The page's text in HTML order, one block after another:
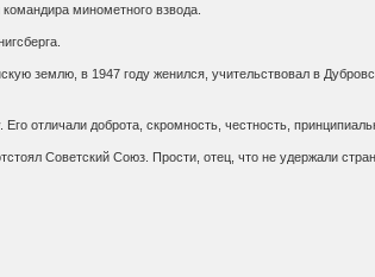
минометного взвода.
землю, в 1947 году женился, учительствовал в
отличали доброта, скромность, честность,
Советский Союз. Прости, отец, что не удержали